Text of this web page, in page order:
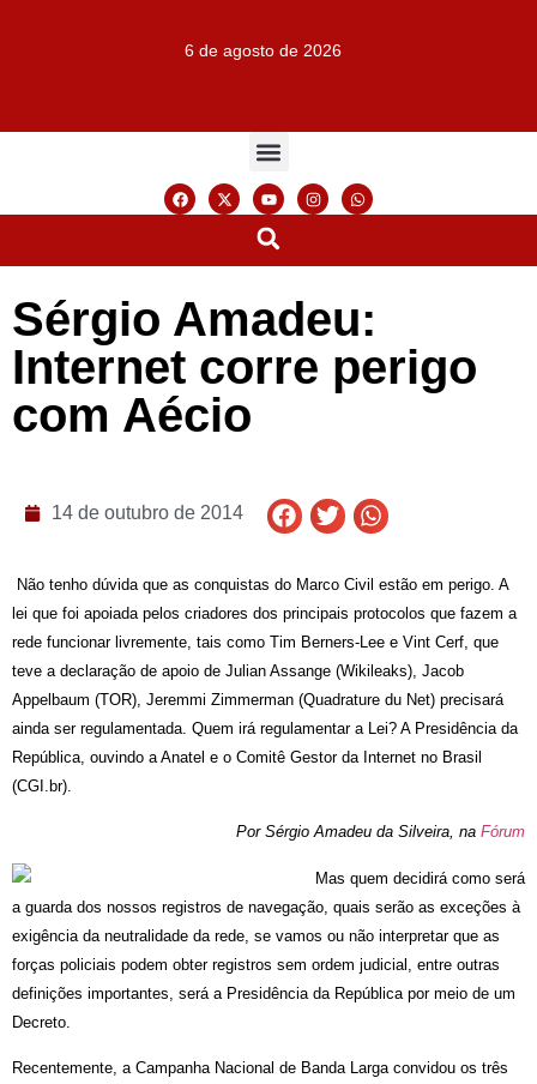
6 de agosto de 2026
Sérgio Amadeu:
Internet corre perigo
com Aécio
14 de outubro de 2014
Não tenho dúvida que as conquistas do Marco Civil estão em perigo. A
lei que foi apoiada pelos criadores dos principais protocolos que fazem a
rede funcionar livremente, tais como Tim Berners-Lee e Vint Cerf, que
teve a declaração de apoio de Julian Assange (Wikileaks), Jacob
Appelbaum (TOR), Jeremmi Zimmerman (Quadrature du Net) precisará
ainda ser regulamentada. Quem irá regulamentar a Lei? A Presidência da
República, ouvindo a Anatel e o Comitê Gestor da Internet no Brasil
(CGI.br).
Por Sérgio Amadeu da Silveira, na Fórum
Mas quem decidirá como será
a guarda dos nossos registros de navegação, quais serão as exceções à
exigência da neutralidade da rede, se vamos ou não interpretar que as
forças policiais podem obter registros sem ordem judicial, entre outras
definições importantes, será a Presidência da República por meio de um
Decreto.
Recentemente, a Campanha Nacional de Banda Larga convidou os três